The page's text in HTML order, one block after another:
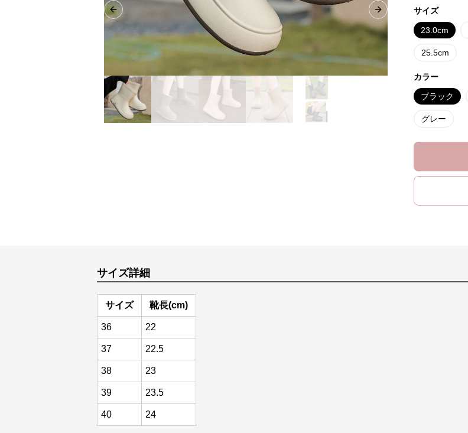
Previous slide Next slide サイズ
23.0cm
25.5cm
カラー
ブラック
グレー
サイズ詳細
サイズ 靴長(cm)
36 22
37 22.5
38 23
39 23.5
40 24